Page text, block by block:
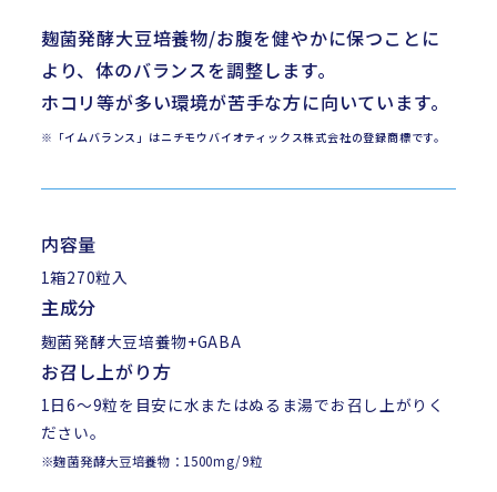
麹菌発酵大豆培養物/お腹を健やかに保つことに
より、体のバランスを調整します。
ホコリ等が多い環境が苦手な方に向いています。
※「イムバランス」はニチモウバイオティックス株式会社の登録商標です。
内容量
1箱270粒入
主成分
麹菌発酵大豆培養物+GABA
お召し上がり方
1日6～9粒を目安に水またはぬるま湯でお召し上がりく
ださい。
※麹菌発酵大豆培養物：1500mg/9粒